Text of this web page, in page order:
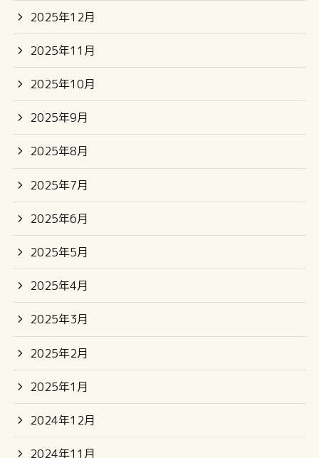
2025年12月
2025年11月
2025年10月
2025年9月
2025年8月
2025年7月
2025年6月
2025年5月
2025年4月
2025年3月
2025年2月
2025年1月
2024年12月
2024年11月